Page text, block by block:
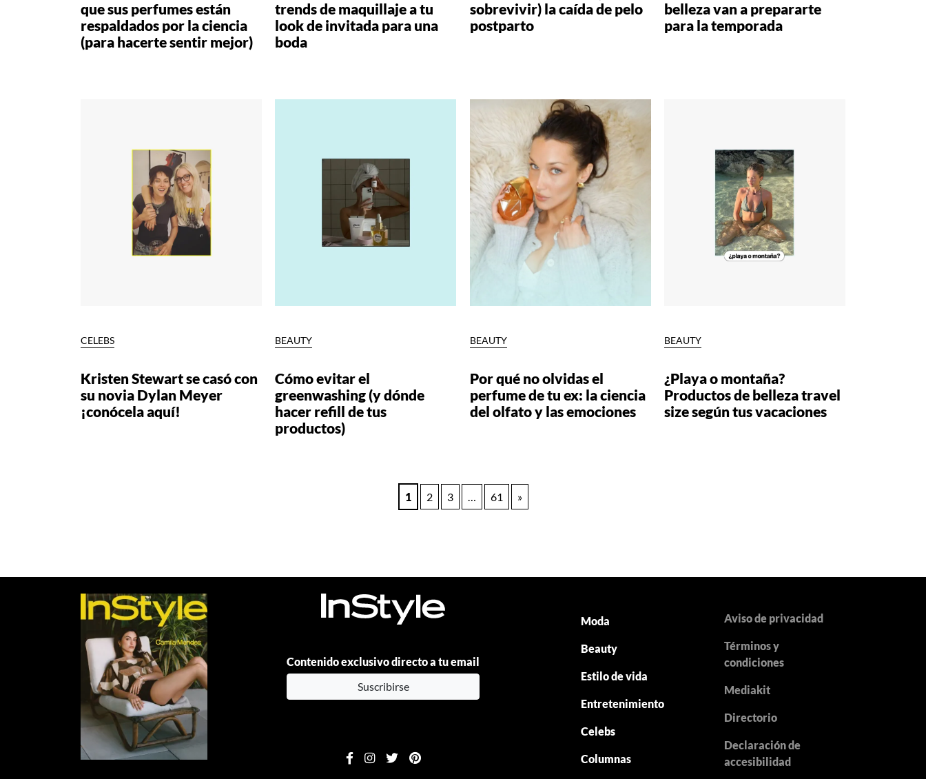
que sus perfumes están
respaldados por la ciencia
(para hacerte sentir mejor)
trends de maquillaje a tu
look de invitada para una
boda
sobrevivir) la caída de pelo
postparto
belleza van a prepararte
para la temporada
CELEBS
Kristen Stewart se casó con
su novia Dylan Meyer
¡conócela aquí!
BEAUTY
Cómo evitar el
greenwashing (y dónde
hacer refill de tus
productos)
BEAUTY
Por qué no olvidas el
perfume de tu ex: la ciencia
del olfato y las emociones
BEAUTY
¿Playa o montaña?
Productos de belleza travel
size según tus vacaciones
1 2 3 … 61 »
Contenido exclusivo directo a tu email
Suscribirse
Moda
Beauty
Estilo de vida
Entretenimiento
Celebs
Columnas
Aviso de privacidad
Términos y
condiciones
Mediakit
Directorio
Declaración de
accesibilidad